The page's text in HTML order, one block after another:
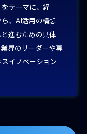
テーマに、経
、AI活用の構想
進むための具体
界のリーダーや専
イノベーション